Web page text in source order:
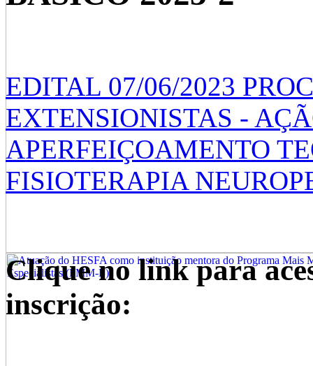
EDITAL 07/06/2023
EXTENSIONISTAS -
APERFEIÇOAMENTO
FISIOTERAPIA
Clique no link para
inscrição: